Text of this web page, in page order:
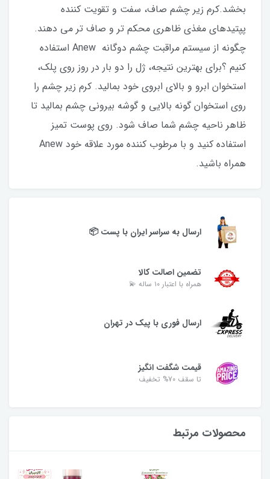
بخشد.کرم زیر چشم صاف، سفت و تقویت کننده
پپتیدهای مغذی ظاهری محکم تر و صاف تر می دهند.
چگونه از سیستم مراقبت چشم دوگانه Anew استفاده
کنیم ؟برای بهترین نتیجه، ژل را دو بار در روز روی پلک،
استخوان ابرو و بالای ابروی خود بمالید. کرم زیر چشم را
روی استخوان گونه بالایی و گوشه بیرونی چشم بمالید تا
ظاهر ناحیه چشم شما صاف شود. روی پوست تمیز
استفاده کنید و با مرطوب کننده مورد علاقه خود Anew
همراه باشید.
ارسال به سراسر ایران با پست 📦
تضمین اصالت کالا
همراه با اعتبار ۱۰ ساله 💫
ارسال فوری با پیک در تهران
قیمت شگفت انگیز
تا سقف 70% تخفیف
محصولات مرتبط